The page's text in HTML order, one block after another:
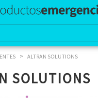
> ALTRAN SOLUTIONS
SOLUTIONS